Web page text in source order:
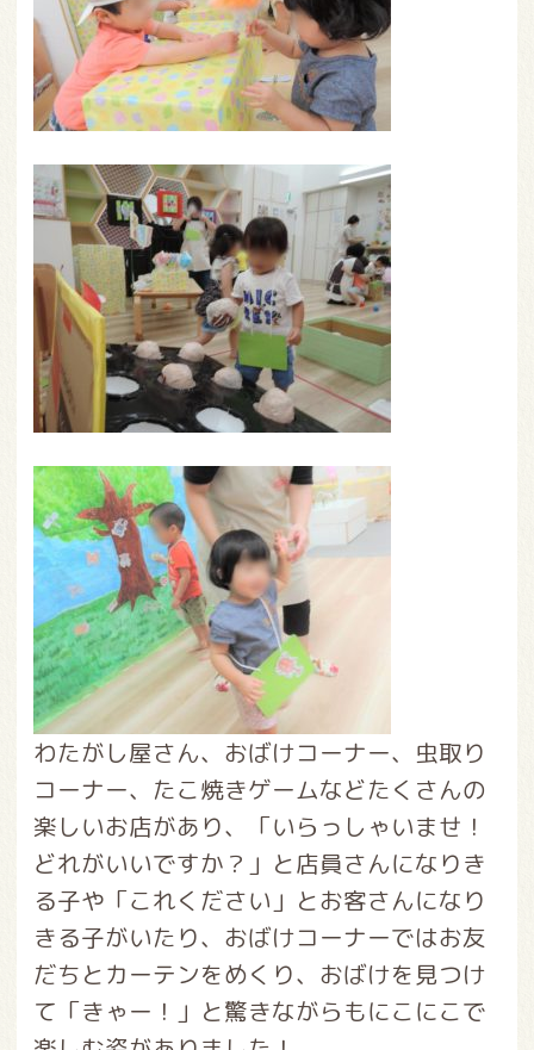
わたがし屋さん、おばけコーナー、虫取り
コーナー、たこ焼きゲームなどたくさんの
楽しいお店があり、「いらっしゃいませ！
どれがいいですか？」と店員さんになりき
る子や「これください」とお客さんになり
きる子がいたり、おばけコーナーではお友
だちとカーテンをめくり、おばけを見つけ
て「きゃー！」と驚きながらもにこにこで